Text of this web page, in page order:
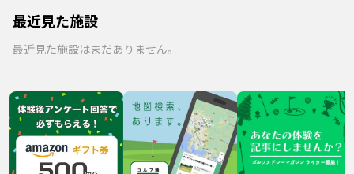
最近見た施設
最近見た施設はまだありません。